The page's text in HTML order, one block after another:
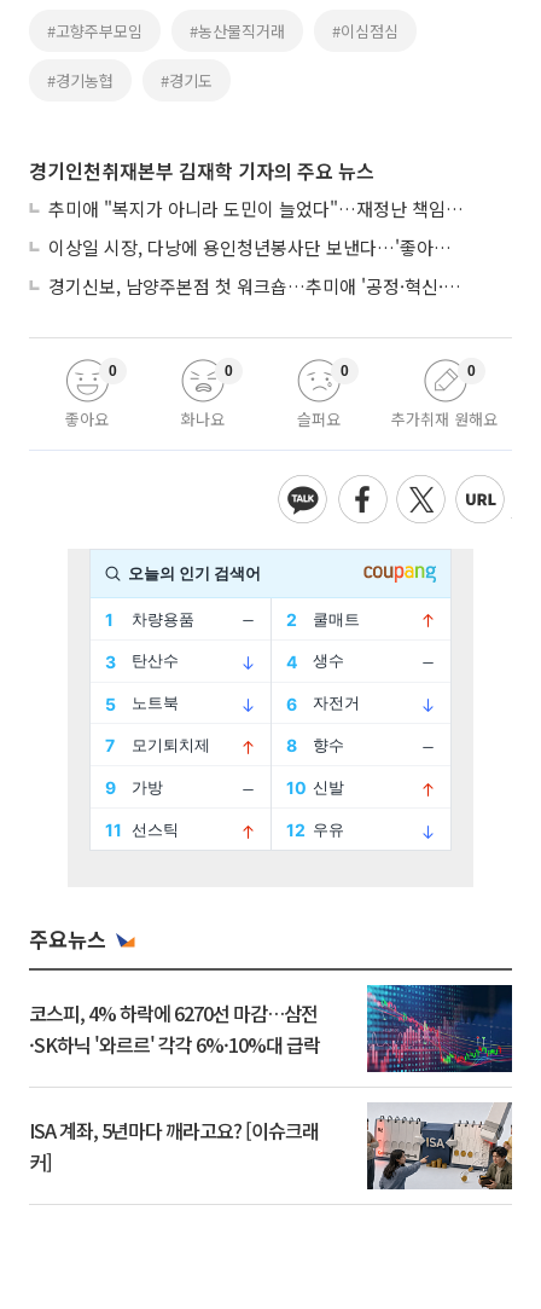
#고향주부모임 #농산물직거래 #이심점심
#경기농협 #경기도
경기인천취재본부 김재학 기자의 주요 뉴스
추미애 "복지가 아니라 도민이 늘었다"…재정난 책임론 정면돌파
이상일 시장, 다낭에 용인청년봉사단 보낸다…'좋아용 거리' 만든다
경기신보, 남양주본점 첫 워크숍…추미애 '공정·혁신·포용' 전면 반영
좋아요
0
화나요
0
슬퍼요
0
추가취재 원해요
0
주요뉴스
코스피, 4% 하락에 6270선 마감…삼전
·SK하닉 '와르르' 각각 6%·10%대 급락
ISA 계좌, 5년마다 깨라고요? [이슈크래
커]